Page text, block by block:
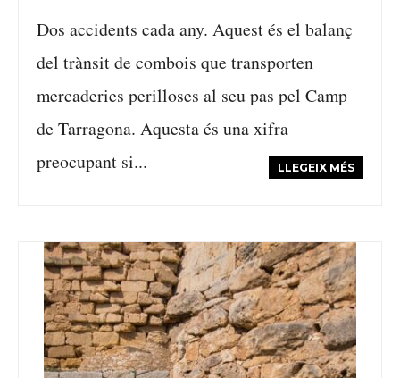
Dos accidents cada any. Aquest és el balanç
del trànsit de combois que transporten
mercaderies perilloses al seu pas pel Camp
de Tarragona. Aquesta és una xifra
preocupant si...
LLEGEIX MÉS